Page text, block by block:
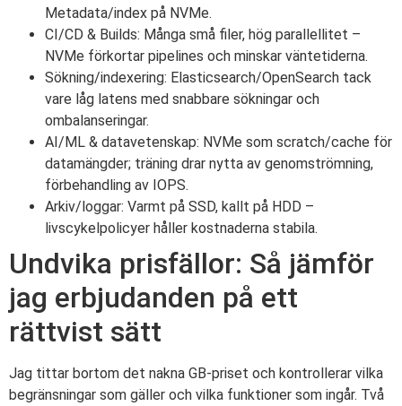
Metadata/index på NVMe.
CI/CD & Builds: Många små filer, hög parallellitet –
NVMe förkortar pipelines och minskar väntetiderna.
Sökning/indexering: Elasticsearch/OpenSearch tack
vare låg latens med snabbare sökningar och
ombalanseringar.
AI/ML & datavetenskap: NVMe som scratch/cache för
datamängder; träning drar nytta av genomströmning,
förbehandling av IOPS.
Arkiv/loggar: Varmt på SSD, kallt på HDD –
livscykelpolicyer håller kostnaderna stabila.
Undvika prisfällor: Så jämför
jag erbjudanden på ett
rättvist sätt
Jag tittar bortom det nakna GB-priset och kontrollerar vilka
begränsningar som gäller och vilka funktioner som ingår. Två